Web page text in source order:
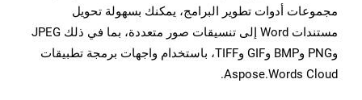
مجموعات أدوات تطوير البرامج، يمكنك بسهولة تحويل
مستندات Word إلى تنسيقات صور متعددة، بما في ذلك JPEG
وPNG وBMP وGIF وTIFF، باستخدام واجهات برمجة تطبيقات
Aspose.Words Cloud.